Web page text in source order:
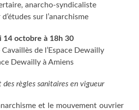
anarcho-syndicaliste
sur l’anarchisme
14 octobre à 18h 30
de l’Espace Dewailly
Dewailly à Amiens
des règles sanitaires en vigueur
et le mouvement ouvrier